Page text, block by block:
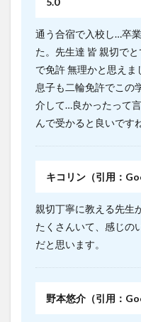
通う合宿で入校し…卒
た。先生達 皆 親切で
で免許 無理かと思え
息子も二輪免許でこの
介して…良かったって
んで受かると良いです
キコリン（引用：
親切丁寧に教える先生
たくさんいて、感じの
だと思います。
野本悠介（引用：